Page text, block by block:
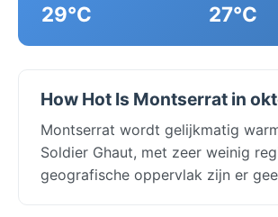
29°C 27°C
How Hot Is Montserrat in
Montserrat wordt gelijkmatig
Soldier Ghaut, met zeer weinig
geografische oppervlak zijn er